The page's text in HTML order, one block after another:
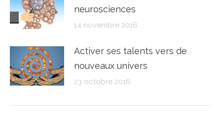
neurosciences
14 novembre 2016
Activer ses talents vers de
nouveaux univers
23 octobre 2016